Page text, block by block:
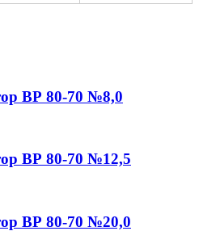
ВР 80-70 №8,0
ВР 80-70 №12,5
ВР 80-70 №20,0